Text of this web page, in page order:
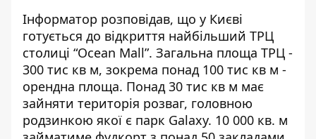
Інформатор розповідав, що у Києві
готується до відкриття найбільший ТРЦ
столиці “Ocean Mall”. Загальна площа ТРЦ -
300 тис кв м, зокрема понад 100 тис кв м -
орендна площа. Понад 30 тис кв м має
зайняти територія розваг, головною
родзинкою якої є парк Galaxy. 10 000 кв. м